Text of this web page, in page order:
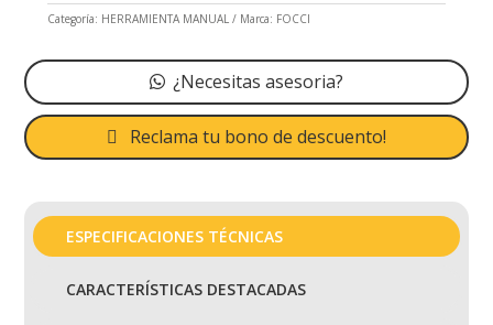
Categoría: HERRAMIENTA MANUAL Marca: FOCCI
¿Necesitas asesoria?
Reclama tu bono de descuento!
ESPECIFICACIONES TÉCNICAS
CARACTERÍSTICAS DESTACADAS